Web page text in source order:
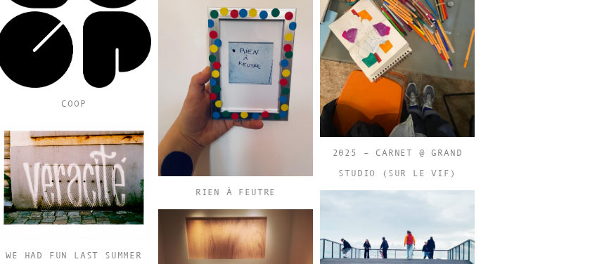
2025 – CARNET @ GRAND
STUDIO (SUR LE VIF)
COOP
RIEN À FEUTRE
WE HAD FUN LAST SUMMER